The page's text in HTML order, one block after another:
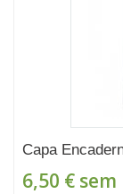
Capa
6,50 € sem